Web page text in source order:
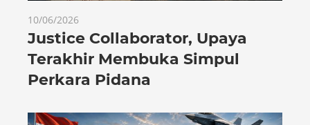
10/06/2026
Justice Collaborator, Upaya
Terakhir Membuka Simpul
Perkara Pidana